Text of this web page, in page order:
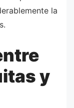
la
y